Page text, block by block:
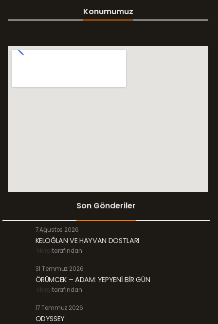
Konumumuz
Son Gönderiler
7 Ağustos 2026
KELOĞLAN VE HAYVAN DOSTLARI
Margitarafından
31 Temmuz 2026
ÖRÜMCEK – ADAM: YEPYENİ BİR GÜN
Margitarafından
17 Temmuz 2026
ODYSSEY